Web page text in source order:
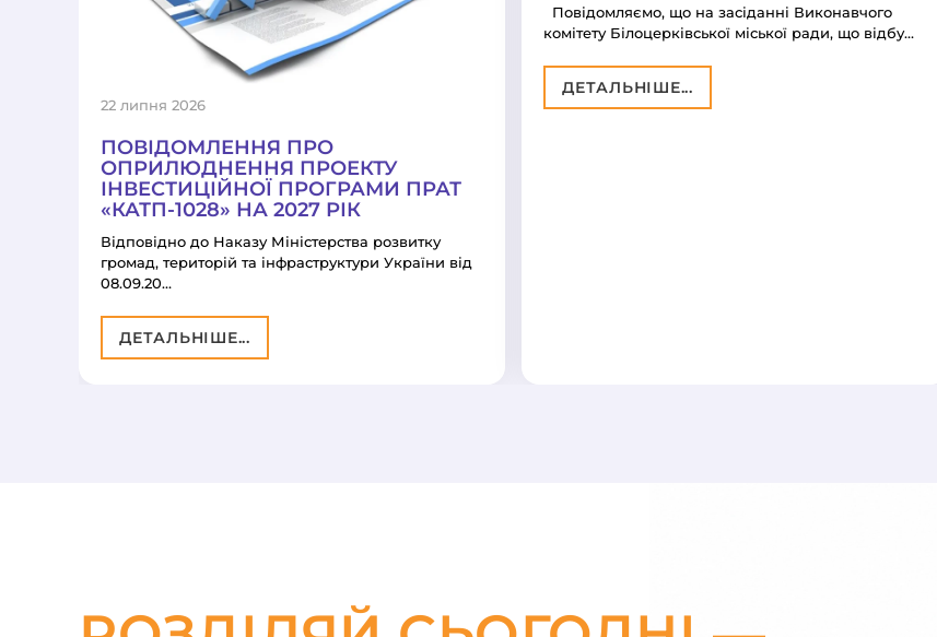
22 липня 2026
ПОВІДОМЛЕННЯ ПРО
ОПРИЛЮДНЕННЯ ПРОЕКТУ
ІНВЕСТИЦІЙНОЇ ПРОГРАМИ ПРАТ
«КАТП-1028» НА 2027 РІК
Відповідно до Наказу Міністерства розвитку
громад, територій та інфраструктури України від
08.09.20…
ДЕТАЛЬНІШЕ...
Повідомляємо, що на засіданні Виконавчого
комітету Білоцерківської міської ради, що відбу…
ДЕТАЛЬНІШЕ...